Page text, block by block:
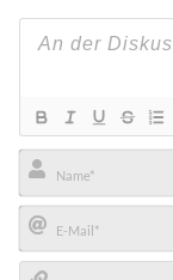
Name*
E-